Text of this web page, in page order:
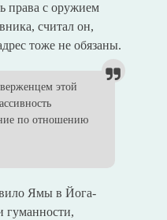
права с оружием
считал он,
тоже не обязаны.
этой
по отношению
Ямы в Йога-
гуманности,